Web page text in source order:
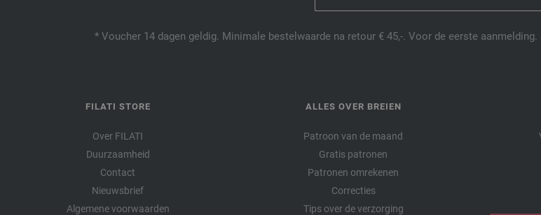
* Voucher 14 dagen geldig. Minimale bestelwaarde na retour € 45,-. Voor de eerste
FILATI STORE
Over FILATI
Duurzaamheid
Contact
Nieuwsbrief
Algemene voorwaarden
ALLES OVER BREIEN
Patroon van de maand
Gratis patronen
Patronen omrekenen
Correcties
Tips over de verzorging